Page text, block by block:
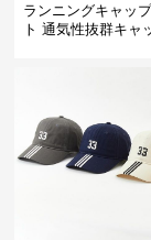
ランニングキャッ
ト 通気性抜群キャ